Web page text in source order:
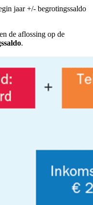
jaar +/- begrotingssaldo
de aflossing op de
.